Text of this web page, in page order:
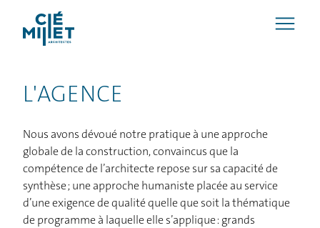
L'AGENCE
Nous avons dévoué notre pratique à une approche
globale de la construction, convaincus que la
compétence de l’architecte repose sur sa capacité de
synthèse ; une approche humaniste placée au service
d’une exigence de qualité quelle que soit la thématique
de programme à laquelle elle s’applique : grands